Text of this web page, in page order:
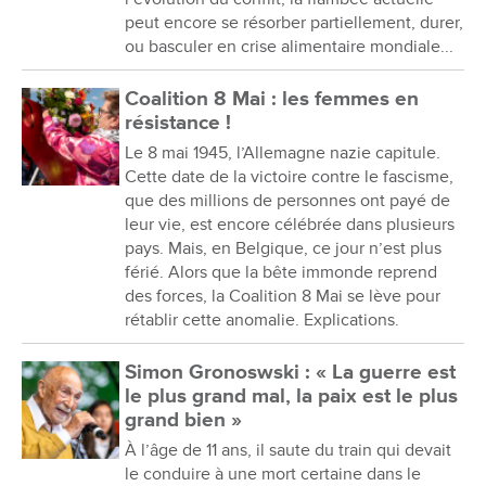
peut encore se résorber partiellement, durer,
ou basculer en crise alimentaire mondiale...
Coalition 8 Mai : les femmes en
résistance !
Le 8 mai 1945, l’Allemagne nazie capitule.
Cette date de la victoire contre le fascisme,
que des millions de personnes ont payé de
leur vie, est encore célébrée dans plusieurs
pays. Mais, en Belgique, ce jour n’est plus
férié. Alors que la bête immonde reprend
des forces, la Coalition 8 Mai se lève pour
rétablir cette anomalie. Explications.
Simon Gronoswski : « La guerre est
le plus grand mal, la paix est le plus
grand bien »
À l’âge de 11 ans, il saute du train qui devait
le conduire à une mort certaine dans le